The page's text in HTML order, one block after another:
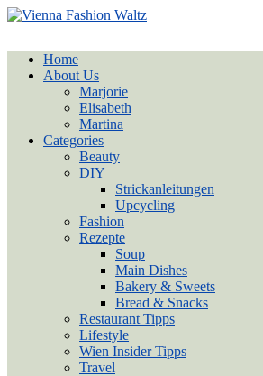
Home
About Us
Marjorie
Elisabeth
Martina
Categories
Beauty
DIY
Strickanleitungen
Upcycling
Fashion
Rezepte
Soup
Main Dishes
Bakery & Sweets
Bread & Snacks
Restaurant Tipps
Lifestyle
Wien Insider Tipps
Travel